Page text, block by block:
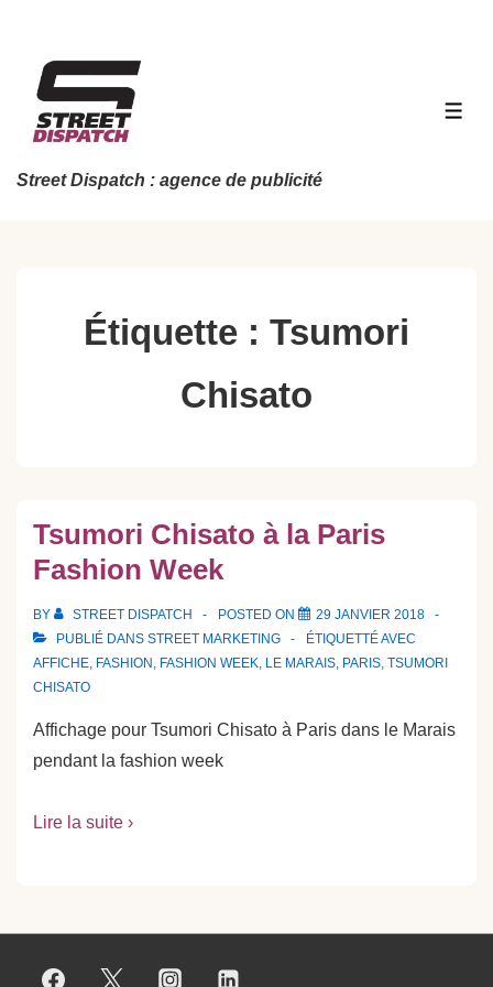
contenu
principal
Street Dispatch : agence de publicité
Étiquette : Tsumori
Chisato
Tsumori Chisato à la Paris
Fashion Week
BY STREET DISPATCH POSTED ON
29 JANVIER 2018
PUBLIÉ DANS STREET MARKETING
ÉTIQUETTÉ AVEC
AFFICHE, FASHION , FASHION WEEK, LE MARAIS, PARIS, TSUMORI
CHISATO
Affichage pour Tsumori Chisato à Paris dans le Marais
pendant la fashion week
Lire la suite ›